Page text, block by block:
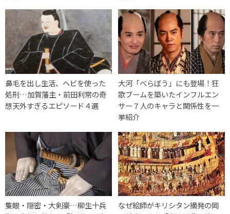
鼻毛を出し生活、ヘビを使った
処刑…加賀藩主・前田利常の奇
想天外すぎるエピソード４選
大河「べらぼう」にも登場！狂
歌ブームを築いたインフルエン
サー７人のキャラと関係性を一
挙紹介
隻眼・隠密・大剣豪…柳生十兵
なぜ絵師がキリシタン摘発の岡